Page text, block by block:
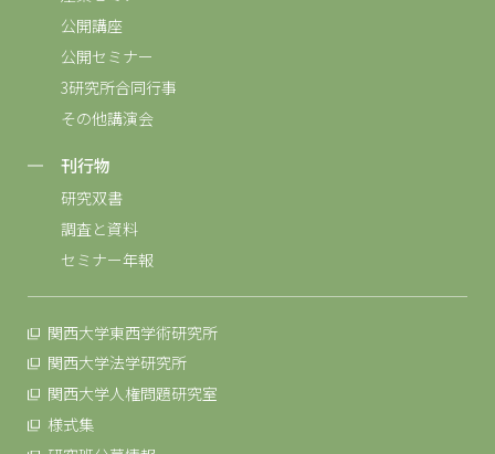
公開講座
公開セミナー
3研究所合同行事
その他講演会
刊行物
研究双書
調査と資料
セミナー年報
関西大学東西学術研究所
関西大学法学研究所
関西大学人権問題研究室
様式集